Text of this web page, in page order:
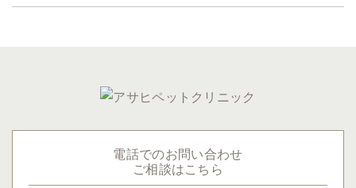
電話でのお問い合わせ
ご相談はこちら